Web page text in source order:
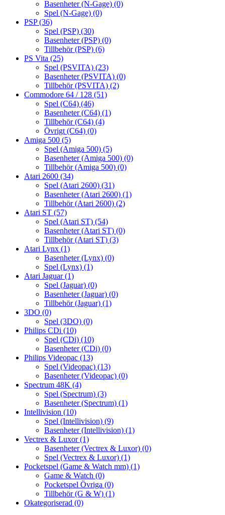
Basenheter (N-Gage) (0)
Spel (N-Gage) (0)
PSP(36)
Spel (PSP) (30)
Basenheter (PSP) (0)
Tillbehör (PSP) (6)
PS Vita (25)
Spel (PSVITA) (23)
Basenheter (PSVITA) (0)
Tillbehör (PSVITA) (2)
Commodore 64 / 128 (51)
Spel (C64) (46)
Basenheter (C64) (1)
Tillbehör (C64) (4)
Övrigt (C64) (0)
Amiga 500 (5)
Spel (Amiga 500) (5)
Basenheter (Amiga 500) (0)
Tillbehör (Amiga 500) (0)
Atari 2600 (34)
Spel (Atari 2600) (31)
Basenheter (Atari 2600) (1)
Tillbehör (Atari 2600) (2)
Atari ST (57)
Spel (Atari ST) (54)
Basenheter (Atari ST) (0)
Tillbehör (Atari ST) (3)
Atari Lynx (1)
Basenheter (Lynx) (0)
Spel (Lynx) (1)
Atari Jaguar(1)
Spel (Jaguar) (0)
Basenheter (Jaguar) (0)
Tillbehör (Jaguar) (1)
3DO (0)
Spel (3DO) (0)
Philips CDi (10)
Spel (CDi) (10)
Basenheter (CDi) (0)
Philips Videopac (13)
Spel (Videopac) (13)
Basenheter (Videopac) (0)
Spectrum 48K (4)
Spel (Spectrum) (3)
Basenheter (Spectrum) (1)
Intellivision (10)
Spel (Intellivision) (9)
Basenheter (Intellivision) (1)
Vectrex & Luxor(1)
Basenheter (Vectrex & Luxor) (0)
Spel (Vectrex & Luxor) (1)
Pocketspel (Game & Watch mm) (1)
Game & Watch (0)
Pocketspel Övriga (0)
Tillbehör (G & W) (1)
Okategoriserad (0)